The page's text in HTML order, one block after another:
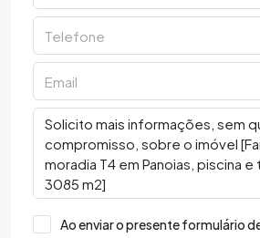
Ao enviar o presente formulário